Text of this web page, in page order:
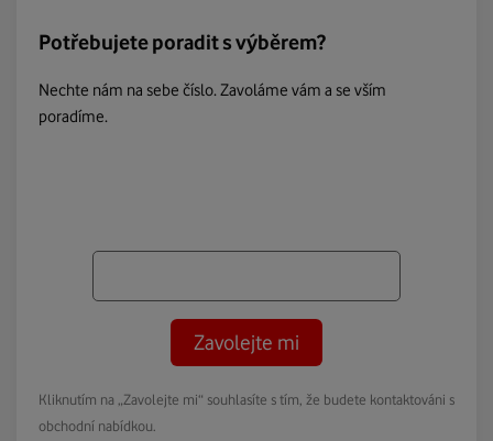
Potřebujete poradit s výběrem?
Nechte nám na sebe číslo. Zavoláme vám a se vším
poradíme.
Zavolejte mi
Kliknutím na „Zavolejte mi“ souhlasíte s tím, že budete kontaktováni s
obchodní nabídkou.